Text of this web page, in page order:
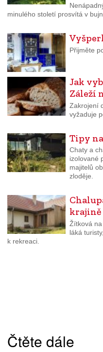
minulého století prosvítá v
Přijměte
Jak
Záleží
Zakrojení
vyžaduje
Tipy
Chaty a
izolované
majitelů
zloděje.
Žítková
láká
k rekreaci.
Čtěte dále